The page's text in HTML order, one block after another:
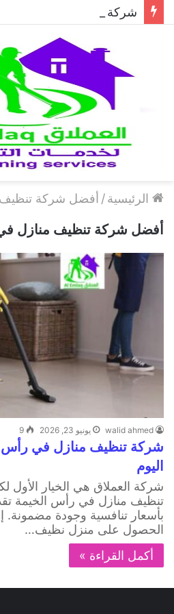
الرئيسية/ أفضل شركة
أفضل شركة تنظيف منازل
walid ahmed يونيو 23, 2026 9
اليوم
شركة العملاق هي الخيار
تنظيف منازل في رأس الخيمة
بأسعار تنافسية وجودة
الحصول على منزل نظيف…
أكمل القراءة »